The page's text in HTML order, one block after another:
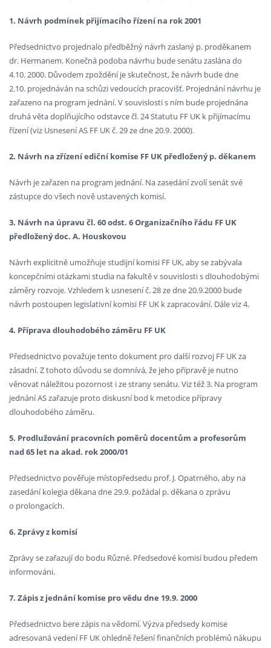
1. Návrh podmínek přijímacího řízení na rok 2001
Předsednictvo projednalo předběžný návrh zaslaný p. proděkanem
dr. Hermanem. Konečná podoba návrhu bude senátu zaslána do
4.10. 2000. Důvodem zpoždění je skutečnost, že návrh bude dne
2.10. projednáván na schůzi vedoucích pracovišť. Projednání návrhu je
zařazeno na program jednání. V souvislosti s ním bude projednána
druhá věta doplňujícího odstavce čl. 24 Statutu FF UK k přijímacímu
řízení (viz Usnesení AS FF UK č. 29 ze dne 20.9. 2000).
2. Návrh na zřízení ediční komise FF UK předložený p. děkanem
Návrh je zařazen na program jednání. Na zasedání zvolí senát své
zástupce do všech nově ustavených komisí.
3. Návrh na úpravu čl. 60 odst. 6 Organizačního řádu FF UK
předložený doc. A. Houskovou
Návrh explicitně umožňuje studijní komisi FF UK, aby se zabývala
koncepčními otázkami studia na fakultě v souvislosti s dlouhodobými
záměry rozvoje. Vzhledem k usnesení č. 28 ze dne 20.9.2000 bude
návrh postoupen legislativní komisi FF UK k zapracování. Dále viz 4.
4. Příprava dlouhodobého záměru FF UK
Předsednictvo považuje tento dokument pro další rozvoj FF UK za
zásadní. Z tohoto důvodu se domnívá, že jeho přípravě je nutno
věnovat náležitou pozornost i ze strany senátu. Viz též 3. Na program
jednání AS zařazuje proto diskusní bod k metodice přípravy
dlouhodobého záměru.
5. Prodlužování pracovních poměrů docentům a profesorům
nad 65 let na akad. rok 2000/01
Předsednictvo pověřuje místopředsedu prof. J. Opatrného, aby na
zasedání kolegia děkana dne 29.9. požádal p. děkana o zprávu
o prolongacích.
6. Zprávy z komisí
Zprávy se zařazují do bodu Různé. Předsedové komisí budou předem
informováni.
7. Zápis z jednání komise pro vědu dne 19.9. 2000
Předsednictvo bere zápis na vědomí. Výzva předsedy komise
adresovaná vedení FF UK ohledně řešení finančních problémů nákupu